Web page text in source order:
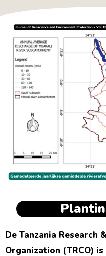
De Tanzania Research
Organization (TRCO)